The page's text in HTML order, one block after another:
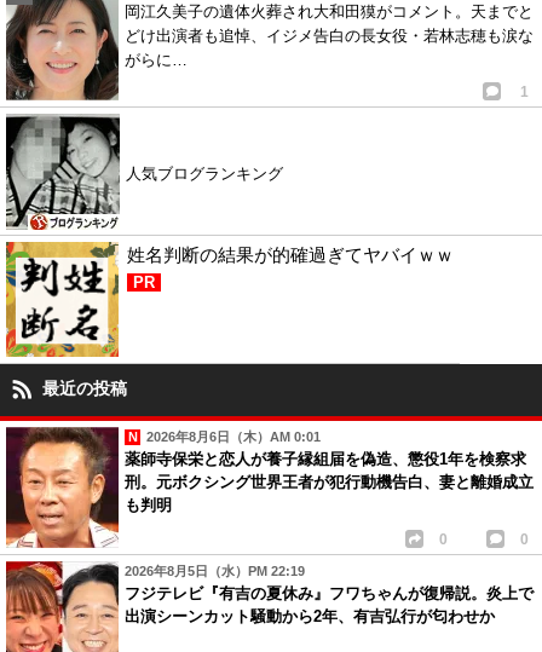
岡江久美子の遺体火葬され大和田獏がコメント。天までと
どけ出演者も追悼、イジメ告白の長女役・若林志穂も涙な
がらに…
1
人気ブログランキング
姓名判断の結果が的確過ぎてヤバイｗｗ
PR
最近の投稿
2026年8月6日（木）AM 0:01
薬師寺保栄と恋人が養子縁組届を偽造、懲役1年を検察求
刑。元ボクシング世界王者が犯行動機告白、妻と離婚成立
も判明
0 0
2026年8月5日（水）PM 22:19
フジテレビ『有吉の夏休み』フワちゃんが復帰説。炎上で
出演シーンカット騒動から2年、有吉弘行が匂わせか